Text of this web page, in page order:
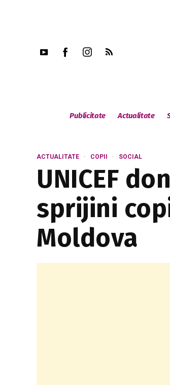
Publicitate Actualitate
ACTUALITATE COPII SOCIAL
UNICEF
sprijini
Moldova